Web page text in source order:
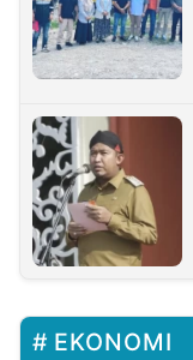
EKONOMI